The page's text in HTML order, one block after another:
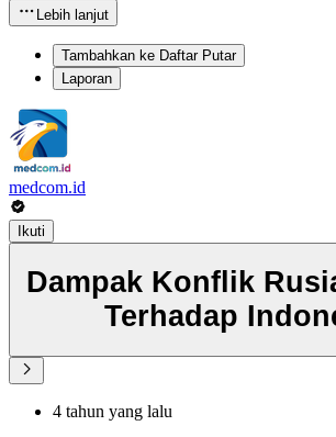
Lebih lanjut
Tambahkan ke Daftar Putar
Laporan
medcom.id
Ikuti
Dampak Konflik
Terhadap
4 tahun yang lalu